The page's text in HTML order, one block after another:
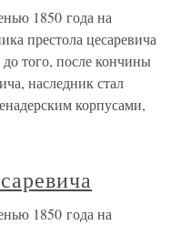
1850 года на
престола цесаревича
того, после кончины
наследник стал
корпусами,
1850 года на